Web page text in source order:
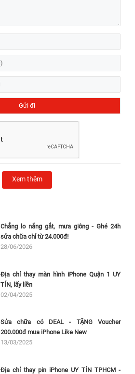
Xem thêm
Chẳng lo nắng gắt, mưa giông - Ghé 24h
sửa chữa chỉ từ 24.000đ!
28/06/2026
Địa chỉ thay màn hình iPhone Quận 1 UY
TÍN, lấy liền
02/04/2025
Sửa chữa có DEAL - TẶNG Voucher
200.000đ mua iPhone Like New
13/03/2025
Địa chỉ thay pin iPhone UY TÍN TPHCM -